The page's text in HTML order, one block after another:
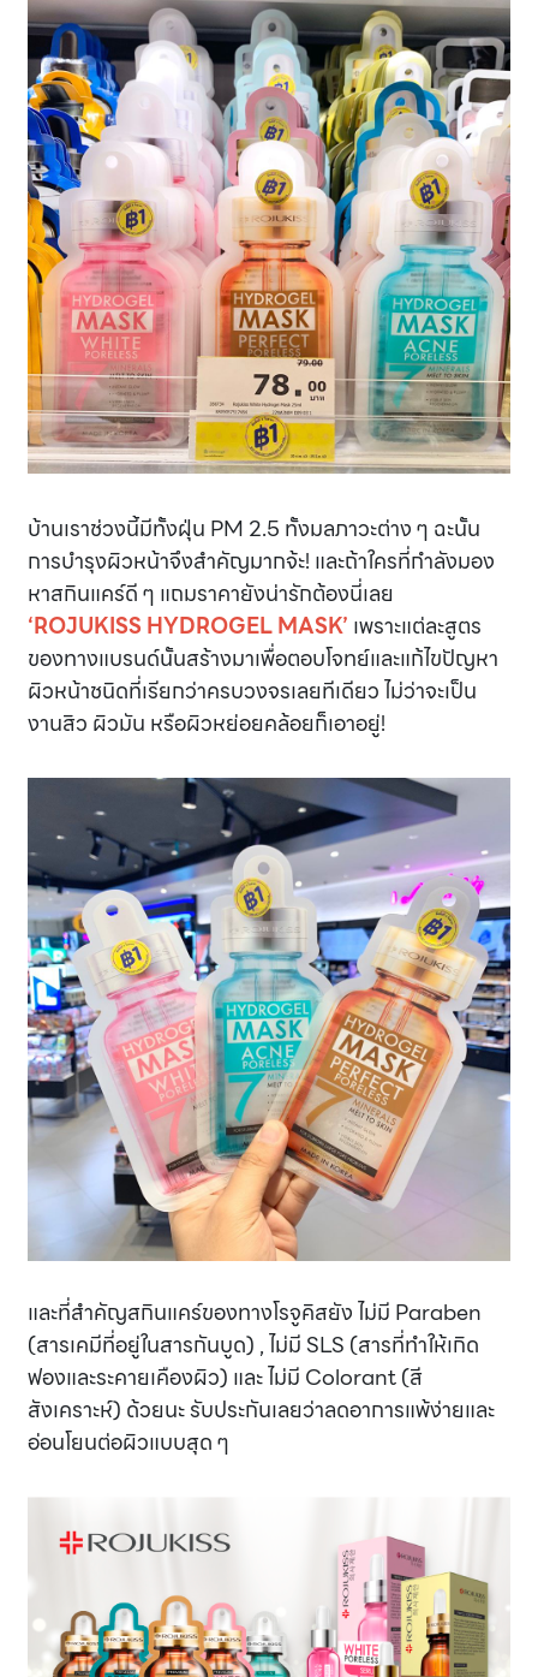
บ้านเราช่วงนี้มีทั้งฝุ่น PM 2.5 ทั้งมลภาวะต่าง ๆ ฉะนั้น
การบำรุงผิวหน้าจึงสำคัญมากจ้ะ! และถ้าใครที่กำลังมอง
หาสกินแคร์ดี ๆ แถมราคายังน่ารักต้องนี่เลย
‘ROJUKISS HYDROGEL MASK’ เพราะแต่ละสูตร
ของทางแบรนด์นั้นสร้างมาเพื่อตอบโจทย์และแก้ไขปัญหา
ผิวหน้าชนิดที่เรียกว่าครบวงจรเลยทีเดียว ไม่ว่าจะเป็น
งานสิว ผิวมัน หรือผิวหย่อยคล้อยก็เอาอยู่!
และที่สำคัญสกินแคร์ของทางโรจูคิสยัง ไม่มี Paraben
(สารเคมีที่อยู่ในสารกันบูด) , ไม่มี SLS (สารที่ทำให้เกิด
ฟองและระคายเคืองผิว) และ ไม่มี Colorant (สี
สังเคราะห์) ด้วยนะ รับประกันเลยว่าลดอาการแพ้ง่ายและ
อ่อนโยนต่อผิวแบบสุด ๆ